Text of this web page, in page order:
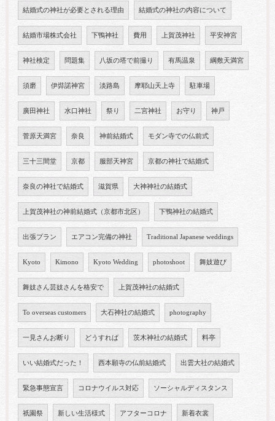
結婚式の神社が必要とされる理由 結婚式の神社の内容について
結婚市場株式会社 下鴨神社 費用 上賀茂神社 平安神宮
神社検定 問題集 八坂の塔で前撮り 有馬温泉 綱敷天満宮
須磨 伊弉諾神宮 淡路島 摩耶山天上寺 駐車場
廣田神社 水口神社 祭り 二宮神社 お守り 神戸
菅原天満宮 奈良 神前結婚式 モダン寺での仏前式
三十三間堂 京都 服部天神宮 京都の神社で結婚式
奈良の神社で結婚式 滋賀県 大神神社の結婚式
上賀茂神社の神前結婚式（京都市北区） 下鴨神社の結婚式
出張プラン エアコン完備の神社 Traditional Japanese weddings
Kyoto Kimono Kyoto Wedding photoshoot 舞妓遊び
舞妓さん芸妓さんを格安で 上賀茂神社の結婚式
To overseas customers 大石神社の結婚式 photography
一見さんお断り どうすれば 茨木神社の結婚式 料亭
いい結婚式だった！ 西本願寺の仏前結婚式 出雲大社の結婚式
緊急事態宣言 コロナウイルス対応 ソーシャルディスタンス
祇園祭 新しい生活様式 アフターコロナ 新着衣裳